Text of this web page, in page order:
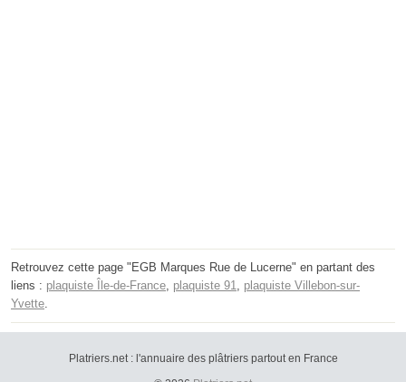
Retrouvez cette page "EGB Marques Rue de Lucerne" en partant des
liens : plaquiste Île-de-France, plaquiste 91, plaquiste Villebon-sur-
Yvette.
Platriers.net : l'annuaire des plâtriers partout en France